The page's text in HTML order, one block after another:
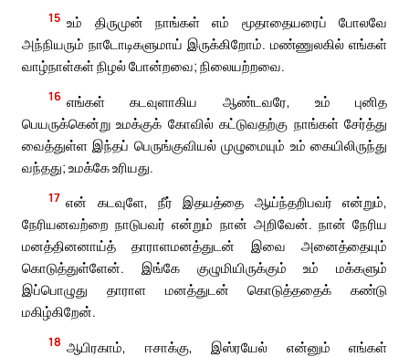
15 உம் திருமுன் நாங்கள் எம் மூதாதையரைப் போலவே
அந்நியரும் நாடோடிகளுமாய் இருக்கிறோம். மண்ணுலகில் எங்கள்
வாழ்நாள்கள் நிழல் போன்றவை; நிலையற்றவை.
16 எங்கள் கடவுளாகிய ஆண்டவரே, உம் புனித
பெயருக்கென்று உமக்குக் கோவில் கட்டுவதற்கு நாங்கள் சேர்த்து
வைத்துள்ள இந்தப் பெருங்குவியல் முழுமையும் உம் கையிலிருந்து
வந்தது; உமக்கே உரியது.
17 என் கடவுளே, நீர் இதயத்தை ஆய்ந்தறிபவர் என்றும்,
நேரியனவற்றை நாடுபவர் என்றும் நான் அறிவேன். நான் நேரிய
மனத்தினனாய்த் தாராளமனத்துடன் இவை அனைத்தையும்
கொடுத்துள்ளேன். இங்கே குழுமியிருக்கும் உம் மக்களும்
இப்பொழுது தாராள மனத்துடன் கொடுத்ததைக் கண்டு
மகிழ்கிறேன்.
18 ஆபிரகாம், ஈசாக்கு, இஸ்ரயேல் என்னும் எங்கள்